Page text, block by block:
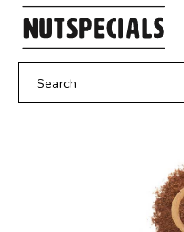
Door
naar
inhoud